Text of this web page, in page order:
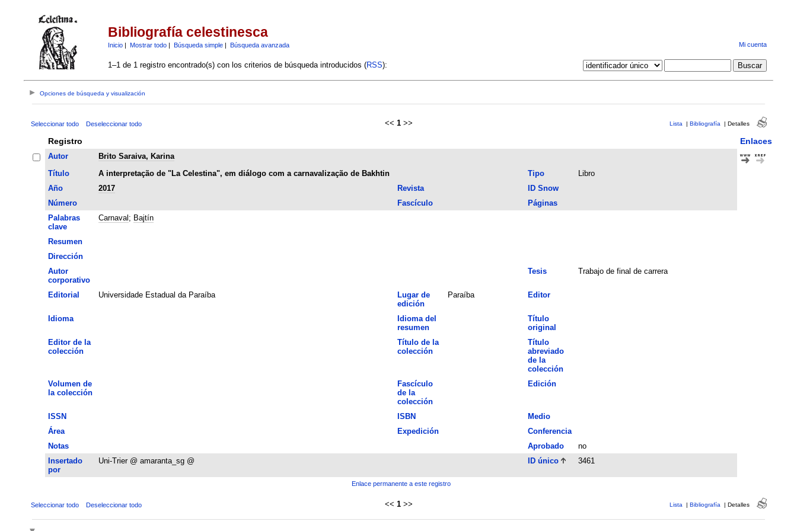
Bibliografía celestinesca
Inicio| Mostrar todo| Búsqueda simple| Búsqueda avanzada Mi cuenta
1–1 de 1 registro encontrado(s) con los criterios de búsqueda introducidos (RSS):
Opciones de búsqueda y visualización
Seleccionar todo Deseleccionar todo << 1 >> Lista | Bibliografía | Detalles
Registro Enlaces
Autor
Brito Saraiva, Karina
Título
A interpretação de "La Celestina", em diálogo com a carnavalização de Bakhtin Tipo
Libro
Año
2017 Revista
ID Snow
Número
Fascículo
Páginas
Palabras
clave
Carnaval ; Bajtín
Resumen
Dirección
Autor
corporativo
Tesis Trabajo de final de carrera
Editorial Universidade Estadual da Paraíba
Lugar de
edición
Paraíba Editor
Idioma
Idioma del
resumen
Título
original
Editor de la
colección
Título de la
colección
Título
abreviado
de la
colección
Volumen de
la colección
Fascículo
de la
colección
Edición
ISSN ISBN
Medio
Área
Expedición
Conferencia
Notas
Aprobado
no
Insertado
por
Uni-Trier @ amaranta_sg @ ID único 3461
Enlace permanente a este registro
Seleccionar todo Deseleccionar todo << 1 >> Lista | Bibliografía | Detalles